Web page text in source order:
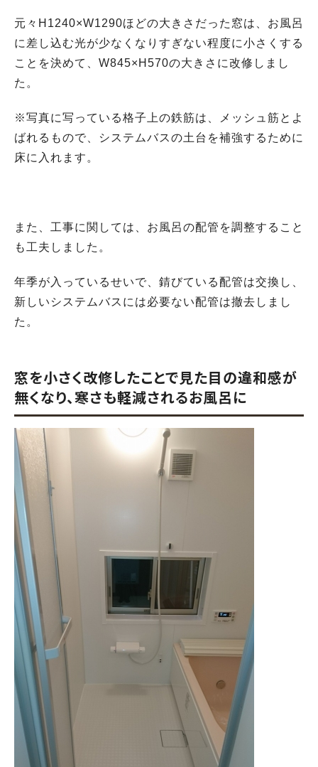
元々H1240×W1290ほどの大きさだった窓は、お風呂
に差し込む光が少なくなりすぎない程度に小さくする
ことを決めて、W845×H570の大きさに改修しまし
た。
※写真に写っている格子上の鉄筋は、メッシュ筋とよ
ばれるもので、システムバスの土台を補強するために
床に入れます。
また、工事に関しては、お風呂の配管を調整すること
も工夫しました。
年季が入っているせいで、錆びている配管は交換し、
新しいシステムバスには必要ない配管は撤去しまし
た。
窓を小さく改修したことで見た目の違和感が
無くなり、寒さも軽減されるお風呂に